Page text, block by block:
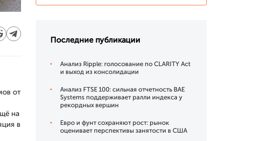
от
на
в
Последние публикации
Анализ Ripple: голосование по CLARITY Act
и выход из консолидации
Анализ FTSE 100: сильная отчетность BAE
Systems поддерживает ралли индекса у
рекордных вершин
Евро и фунт сохраняют рост: рынок
оценивает перспективы занятости в США